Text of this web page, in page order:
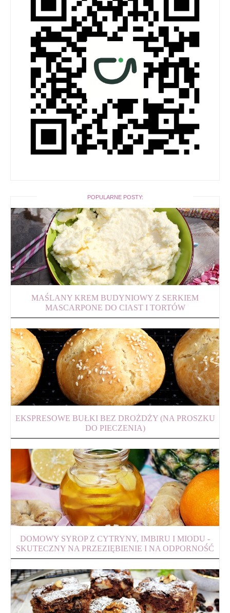
POPULARNE POSTY:
MAŚLANY KREM BUDYNIOWY Z SERKIEM
MASCARPONE DO CIAST I TORTÓW
EKSPRESOWE BUŁKI BEZ DROŻDŻY (NA PROSZKU
DO PIECZENIA)
DOMOWY SYROP Z CYTRYNY, IMBIRU I MIODU -
SKUTECZNY NA PRZEZIĘBIENIE I NA ODPORNOŚĆ